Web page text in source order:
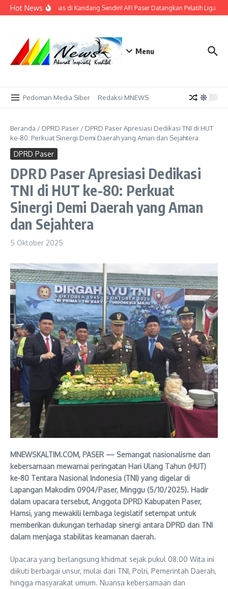
Lewati ke konten
Hot NewsBidik Emas di Kandang Sendiri! AFI Paser Datangkan Pelatih Liga
Menu
Pedoman Media Siber Redaksi MNEWS
Beranda / DPRD Paser / DPRD Paser Apresiasi Dedikasi TNI di HUT
ke-80: Perkuat Sinergi Demi Daerah yang Aman dan Sejahtera
DPRD Paser
DPRD Paser Apresiasi Dedikasi
TNI di HUT ke-80: Perkuat
Sinergi Demi Daerah yang Aman
dan Sejahtera
5 Oktober 2025
MNEWSKALTIM.COM, PASER — Semangat nasionalisme dan
kebersamaan mewarnai peringatan Hari Ulang Tahun (HUT)
ke-80 Tentara Nasional Indonesia (TNI) yang digelar di
Lapangan Makodim 0904/Paser, Minggu (5/10/2025). Hadir
dalam upacara tersebut, Anggota DPRD Kabupaten Paser,
Hamsi, yang mewakili lembaga legislatif setempat untuk
memberikan dukungan terhadap sinergi antara DPRD dan TNI
dalam menjaga stabilitas keamanan daerah.
Upacara yang berlangsung khidmat sejak pukul 08.00 Wita ini
diikuti berbagai unsur, mulai dari TNI, Polri, Pemerintah Daerah,
hingga masyarakat umum. Nuansa kebersamaan dan